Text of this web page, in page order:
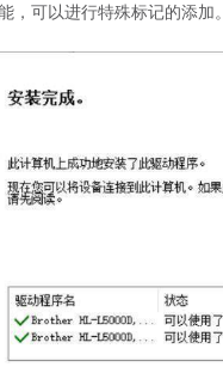
，可以进行特殊标记的添加。